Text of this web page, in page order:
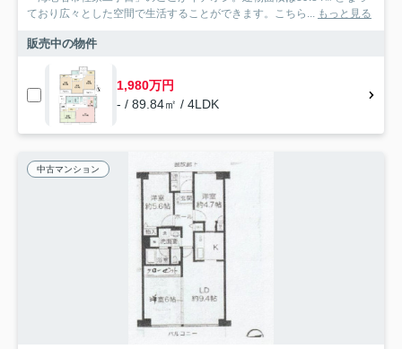
ており広々とした空間で生活することができます。こちら... もっと見る
販売中の物件
1,980万円
- / 89.84㎡ / 4LDK
中古マンション